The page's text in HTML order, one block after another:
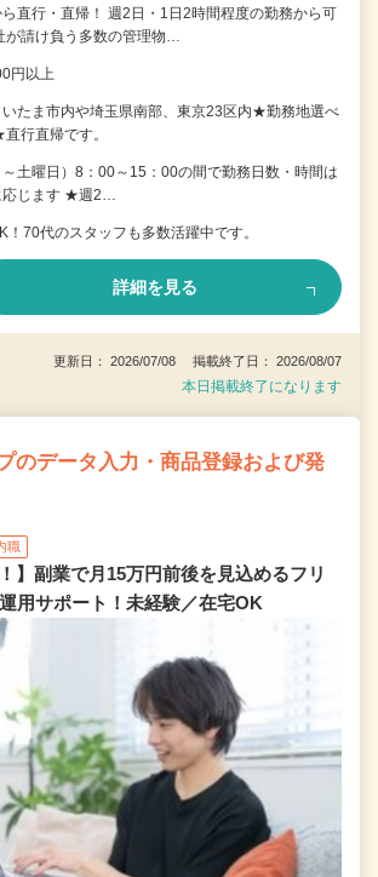
ら直行・直帰！ 週2日・1日2時間程度の勤務から可
が請け負う多数の管理物…
円以上
たま市内や埼玉県南部、東京23区内★勤務地選べ
行直帰です。
～土曜日）8：00～15：00の間で勤務日数・時間は
応じます ★週2…
！70代のスタッフも多数活躍中です。
詳細を見る
更新日： 2026/07/08 掲載終了日： 2026/08/07
本日掲載終了になります
のデータ入力・商品登録および発
職
】副業で月15万円前後を見込めるフリ
用サポート！未経験／在宅OK